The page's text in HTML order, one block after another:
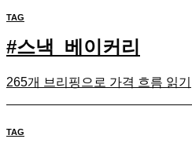
TAG
#스낵_베이커리
265개 브리핑으로 가격 흐름 읽기
TAG